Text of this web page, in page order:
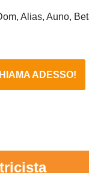
Alias, Auno,
ADESSO!